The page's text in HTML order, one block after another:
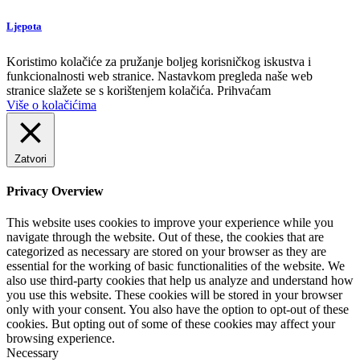
Ljepota
Koristimo kolačiće za pružanje boljeg korisničkog iskustva i
funkcionalnosti web stranice. Nastavkom pregleda naše web
stranice slažete se s korištenjem kolačića. Prihvaćam
Više o kolačićima
Zatvori
Privacy Overview
This website uses cookies to improve your experience while you
navigate through the website. Out of these, the cookies that are
categorized as necessary are stored on your browser as they are
essential for the working of basic functionalities of the website. We
also use third-party cookies that help us analyze and understand how
you use this website. These cookies will be stored in your browser
only with your consent. You also have the option to opt-out of these
cookies. But opting out of some of these cookies may affect your
browsing experience.
Necessary